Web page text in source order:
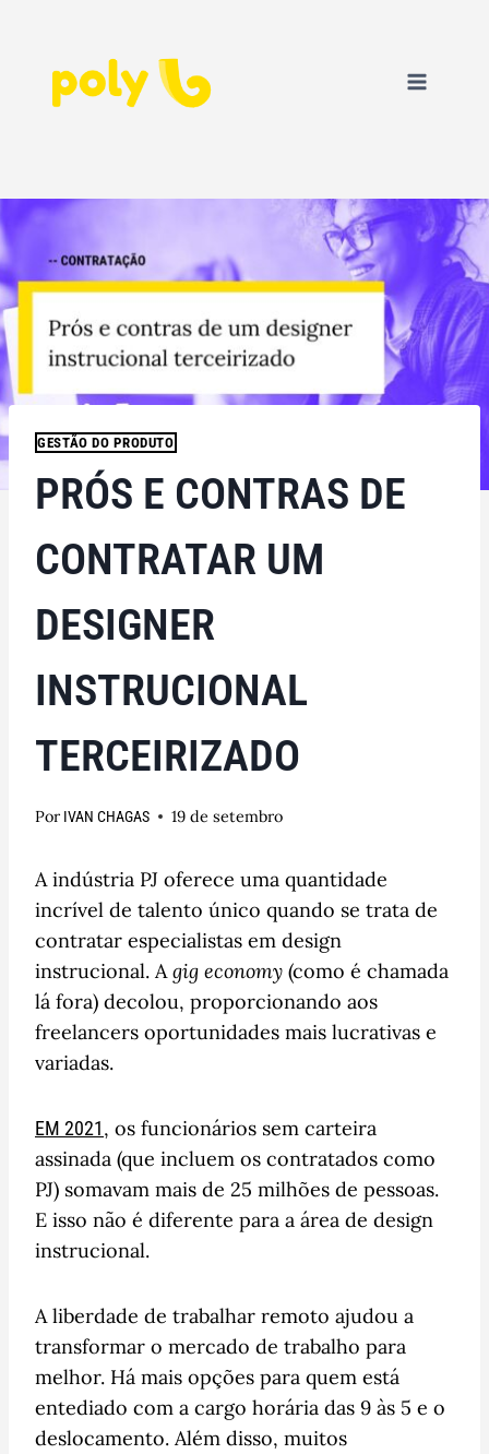
GESTÃO DO PRODUTO
PRÓS E CONTRAS DE
CONTRATAR UM
DESIGNER
INSTRUCIONAL
TERCEIRIZADO
Por IVAN CHAGAS 19 de setembro
A indústria PJ oferece uma quantidade
incrível de talento único quando se trata de
contratar especialistas em design
instrucional. Agig economy (como é chamada
lá fora) decolou, proporcionando aos
freelancers oportunidades mais lucrativas e
variadas.
EM 2021, os funcionários sem carteira
assinada (que incluem os contratados como
PJ) somavam mais de 25 milhões de pessoas.
E isso não é diferente para a área de design
instrucional.
A liberdade de trabalhar remoto ajudou a
transformar o mercado de trabalho para
melhor. Há mais opções para quem está
entediado com a cargo horária das 9 às 5 e o
deslocamento. Além disso, muitos